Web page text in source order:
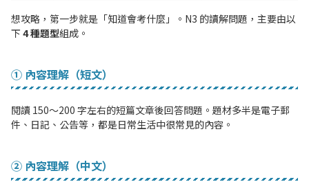
想攻略，第一步就是「知道會考什麼」。N3 的讀解問題，主要由以
下 4 種題型組成。
① 內容理解（短文）
閱讀 150〜200 字左右的短篇文章後回答問題。題材多半是電子郵
件、日記、公告等，都是日常生活中很常見的內容。
② 內容理解（中文）